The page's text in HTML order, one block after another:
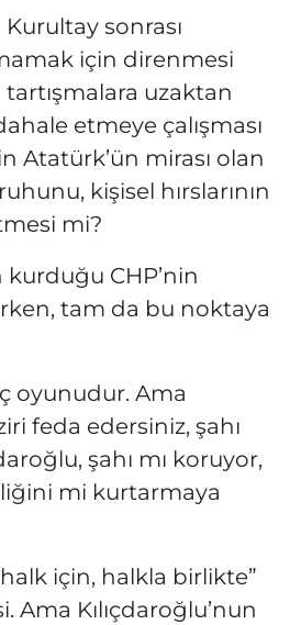
sonrası
için direnmesi
uzaktan
etmeye çalışması
Atatürk’ün mirası olan
kişisel hırslarının
mi?
kurduğu CHP’nin
tam da bu noktaya
oyunudur. Ama
feda edersiniz, şahı
şahı mı koruyor,
mi kurtarmaya
için, halkla birlikte”
Ama Kılıçdaroğlu’nun